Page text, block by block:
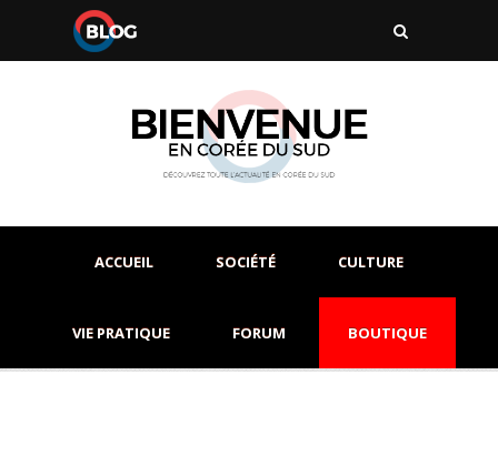
ACCUEIL SOCIÉTÉ CULTURE
VIE PRATIQUE FORUM BOUTIQUE